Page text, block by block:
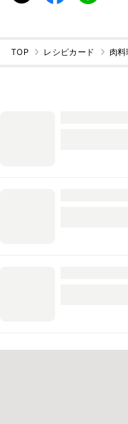
TOP レシピカード 肉料